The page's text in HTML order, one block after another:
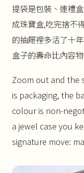
提袋是包裝、連禮
成珠寶盒,吃完捨不
的抽屜裡多活了十
盒子的壽命比內容物
Zoom out and the
is packaging, the
colour is non-
a jewel case you
signature move: